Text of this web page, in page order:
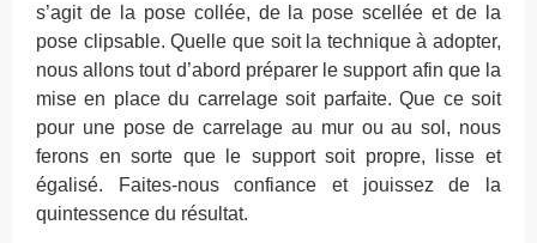
s’agit de la pose collée, de la pose scellée et de la
pose clipsable. Quelle que soit la technique à adopter,
nous allons tout d’abord préparer le support afin que la
mise en place du carrelage soit parfaite. Que ce soit
pour une pose de carrelage au mur ou au sol, nous
ferons en sorte que le support soit propre, lisse et
égalisé. Faites-nous confiance et jouissez de la
quintessence du résultat.